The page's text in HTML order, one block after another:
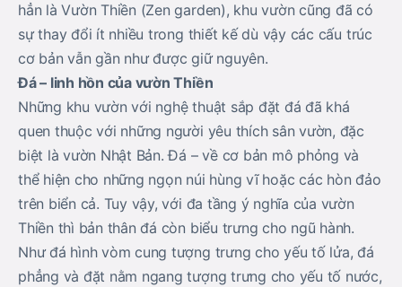
hẳn là Vườn Thiền (Zen garden), khu vườn cũng đã có
sự thay đổi ít nhiều trong thiết kế dù vậy các cấu trúc
cơ bản vẫn gần như được giữ nguyên.
Đá – linh hồn của vườn Thiền
Những khu vườn với nghệ thuật sắp đặt đá đã khá
quen thuộc với những người yêu thích sân vườn, đặc
biệt là vườn Nhật Bản. Đá – về cơ bản mô phỏng và
thể hiện cho những ngọn núi hùng vĩ hoặc các hòn đảo
trên biển cả. Tuy vậy, với đa tầng ý nghĩa của vườn
Thiền thì bản thân đá còn biểu trưng cho ngũ hành.
Như đá hình vòm cung tượng trưng cho yếu tố lửa, đá
phẳng và đặt nằm ngang tượng trưng cho yếu tố nước,